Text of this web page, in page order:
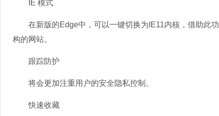
IE 模式
在新版的Edge中，可以一键切换为IE11内核，借助此
构的网站。
跟踪防护
将会更加注重用户的安全隐私控制。
快速收藏